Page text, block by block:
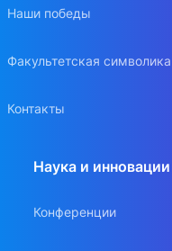
Наши победы
Факультетская символика
Контакты
Наука и инновации
Конференции